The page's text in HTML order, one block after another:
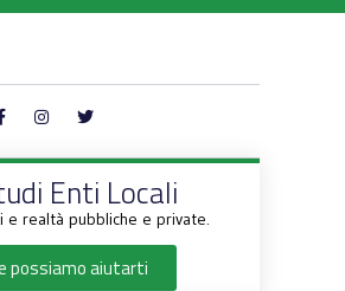
Enti Locali
e realtà pubbliche e private.
possiamo aiutarti